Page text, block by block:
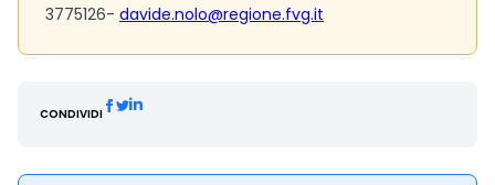
3775126- davide.nolo@regione.fvg.it
CONDIVIDI